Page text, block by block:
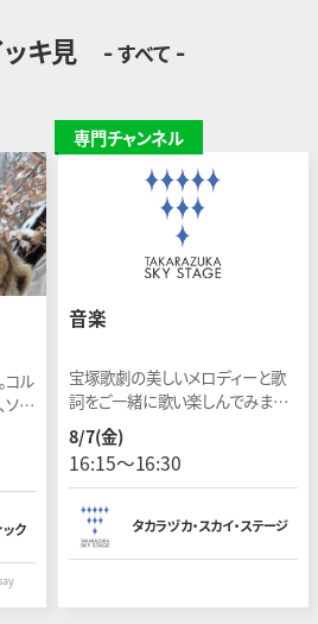
キ見-すべて -
コル
ソー
ト
ク
専門チャンネル
音楽
宝塚歌劇の美しいメロディーと歌
詞をご一緒に歌い楽しんでみませ
んか。今回は「音楽」をテーマにお
送りします。
8/7(金)
16:15〜16:30
タカラヅカ・スカイ・ステージ